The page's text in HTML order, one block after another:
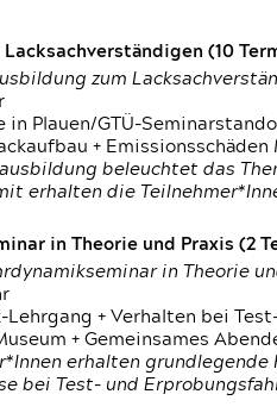
(10
zum
in Plauen/GTÜ-
+
beleuchtet das
erhalten die
in Theorie und Praxis (2
in Theorie
Lehrgang + Verhalten bei
+ Gemeinsames
erhalten
bei Test- und